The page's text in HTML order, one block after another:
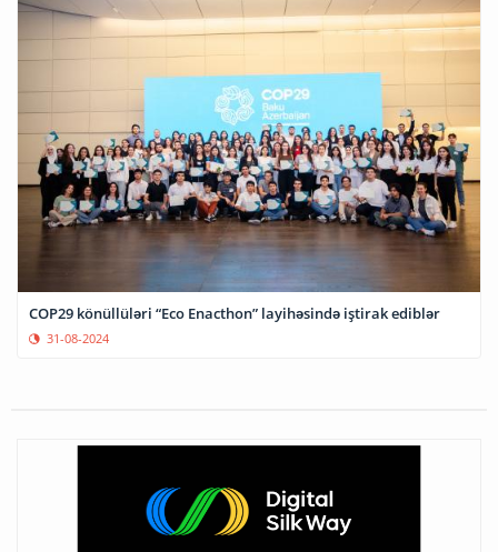
COP29 könüllüləri “Eco Enacthon” layihəsində iştirak ediblər
31-08-2024